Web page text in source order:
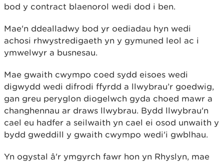
bod y contract blaenorol wedi dod i ben.
Mae'n ddealladwy bod yr oediadau hyn wedi
achosi rhwystredigaeth yn y gymuned leol ac i
ymwelwyr a busnesau.
Mae gwaith cwympo coed sydd eisoes wedi
digwydd wedi difrodi ffyrdd a llwybrau’r goedwig,
gan greu peryglon diogelwch gyda choed mawr a
changhennau ar draws llwybrau. Bydd llwybrau'n
cael eu hadfer a seilwaith yn cael ei osod unwaith y
bydd gweddill y gwaith cwympo wedi'i gwblhau.
Yn ogystal â'r ymgyrch fawr hon yn Rhyslyn, mae